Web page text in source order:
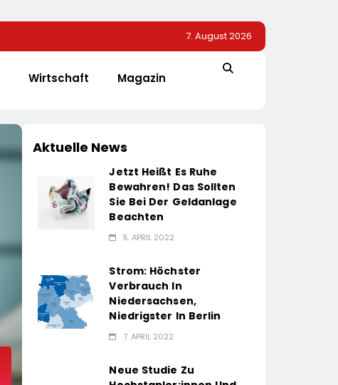
7. August 2026
Wirtschaft Magazin
Aktuelle News
Jetzt Heißt Es Ruhe
Bewahren! Das Sollten
Sie Bei Der Geldanlage
Beachten
5. APRIL 2022
Strom: Höchster
Verbrauch In
Niedersachsen,
Niedrigster In Berlin
7. APRIL 2022
Neue Studie Zu